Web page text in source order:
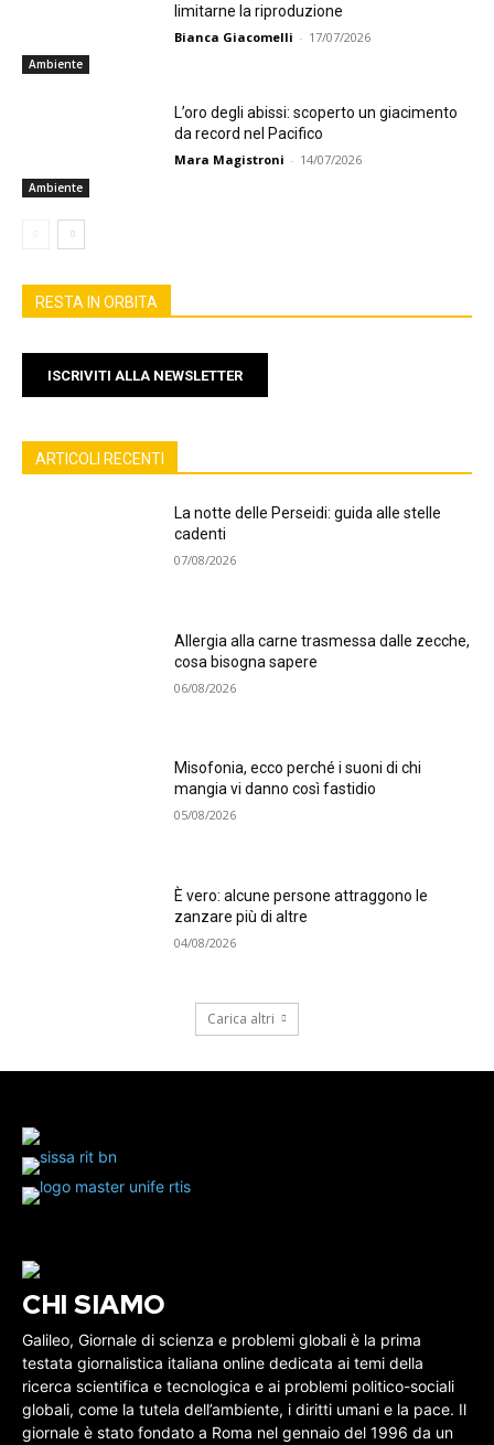
Ambiente
limitarne la riproduzione
Bianca Giacomelli - 17/07/2026
Ambiente
L’oro degli abissi: scoperto un giacimento
da record nel Pacifico
Mara Magistroni - 14/07/2026
RESTA IN ORBITA
ISCRIVITI ALLA NEWSLETTER
ARTICOLI RECENTI
La notte delle Perseidi: guida alle stelle
cadenti
07/08/2026
Allergia alla carne trasmessa dalle zecche,
cosa bisogna sapere
06/08/2026
Misofonia, ecco perché i suoni di chi
mangia vi danno così fastidio
05/08/2026
È vero: alcune persone attraggono le
zanzare più di altre
04/08/2026
Carica altri
CHI SIAMO
Galileo, Giornale di scienza e problemi globali è la prima
testata giornalistica italiana online dedicata ai temi della
ricerca scientifica e tecnologica e ai problemi politico-sociali
globali, come la tutela dell’ambiente, i diritti umani e la pace. Il
giornale è stato fondato a Roma nel gennaio del 1996 da un